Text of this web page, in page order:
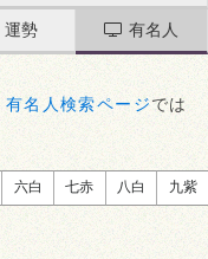
運勢 有名人
有名人検索ページでは
六白 七赤 八白 九紫